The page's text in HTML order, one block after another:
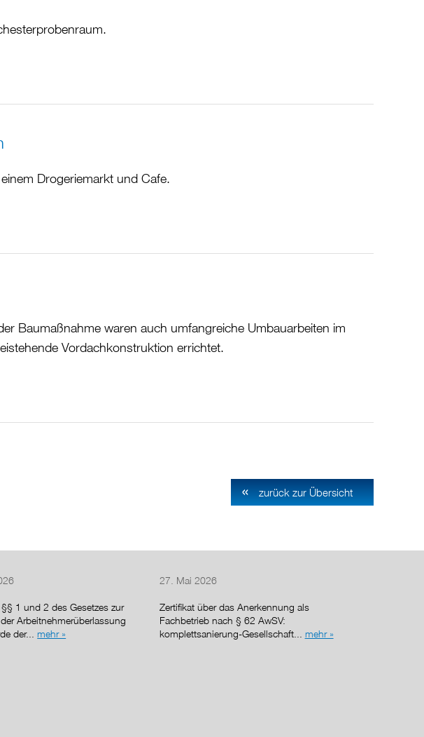
Drogeriemarkt und Cafe.
Baumaßnahme waren auch umfangreiche Umbauarbeiten im
Vordachkonstruktion errichtet.
zurück zur Übersicht
1 und 2 des Gesetzes zur
Arbeitnehmerüberlassung
der...mehr »
27. Mai 2026
Zertifikat über das Anerkennung als
Fachbetrieb nach § 62 AwSV:
komplettsanierung-Gesellschaft... mehr »